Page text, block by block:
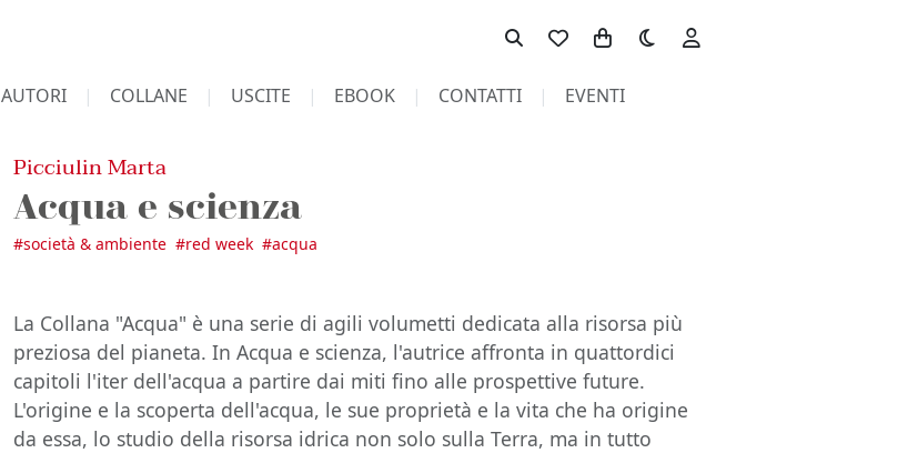
Toggle theme
AUTORI COLLANE USCITE EBOOK CONTATTI EVENTI
Picciulin Marta
Acqua e scienza
#società & ambiente #red week #acqua
La Collana "Acqua" è una serie di agili volumetti dedicata alla risorsa più
preziosa del pianeta. In Acqua e scienza, l'autrice affronta in quattordici
capitoli l'iter dell'acqua a partire dai miti fino alle prospettive future.
L'origine e la scoperta dell'acqua, le sue proprietà e la vita che ha origine
da essa, lo studio della risorsa idrica non solo sulla Terra, ma in tutto